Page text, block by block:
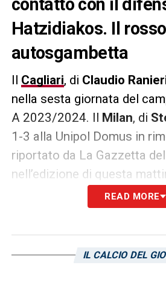
contatto con il
Hatzidiakos. Il
autosgambetta
Il Cagliari, di Claudio
nella sesta giornata del
A 2023/2024. Il Milan, di
1-3 alla Unipol Domus in
riportato da La Gazzetta
nell’edizione di questa
non c’è il rigore chiesto dai
per il contatto
autosgambetta. Subito
READ MORE
IL CALCIO DEL